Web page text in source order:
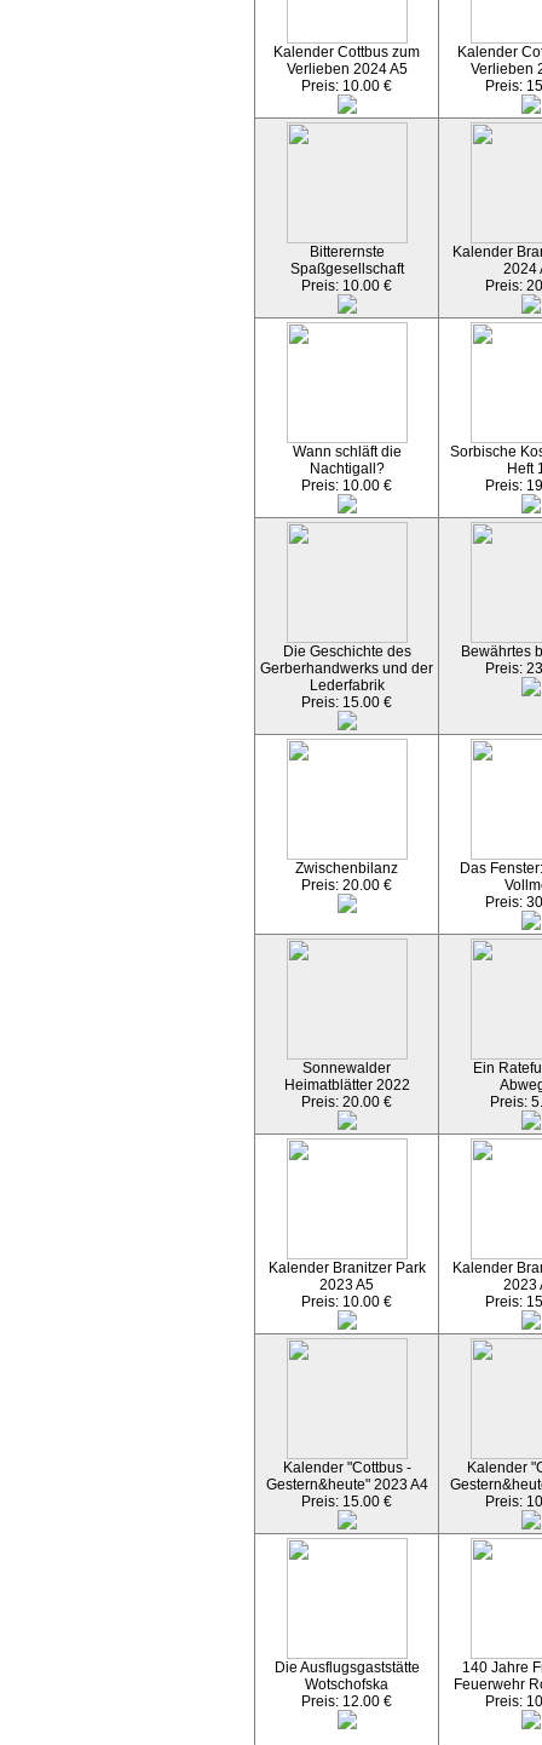
Kalender Cottbus zum
Verlieben 2024 A5
Preis: 10.00 €
Kalender
Verlieben
Preis:
Bitterernste
Spaßgesellschaft
Preis: 10.00 €
Kalender
2024
Preis:
Wann schläft die
Nachtigall?
Preis: 10.00 €
Sorbische
Heft
Preis:
Die Geschichte des
Gerberhandwerks und der
Lederfabrik
Preis: 15.00 €
Bewährtes
Preis:
Zwischenbilanz
Preis: 20.00 €
Das
Preis:
Sonnewalder
Heimatblätter 2022
Preis: 20.00 €
Ein
Preis:
Kalender Branitzer Park
2023 A5
Preis: 10.00 €
Kalender
2023
Preis:
Kalender "Cottbus -
Gestern&heute" 2023 A4
Preis: 15.00 €
Kalender
Preis:
Die Ausflugsgaststätte
Wotschofska
Preis: 12.00 €
140 Jahre
Feuerwehr
Preis: